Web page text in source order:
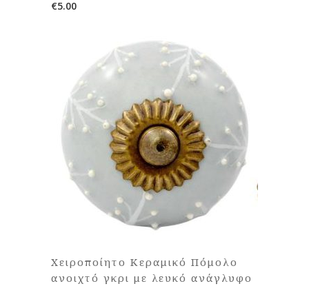
€5.00
Χειροποίητο Κεραμικό Πόμολο
ανοιχτό γκρι με λευκό ανάγλυφο